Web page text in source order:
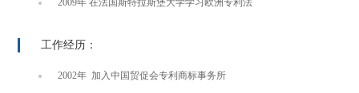
2009年 在法国斯特拉斯堡大学学习欧洲专利法
工作经历：
2002年 加入中国贸促会专利商标事务所